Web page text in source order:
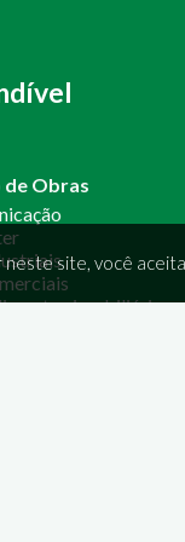
Obras
imobiliários
neste site, você